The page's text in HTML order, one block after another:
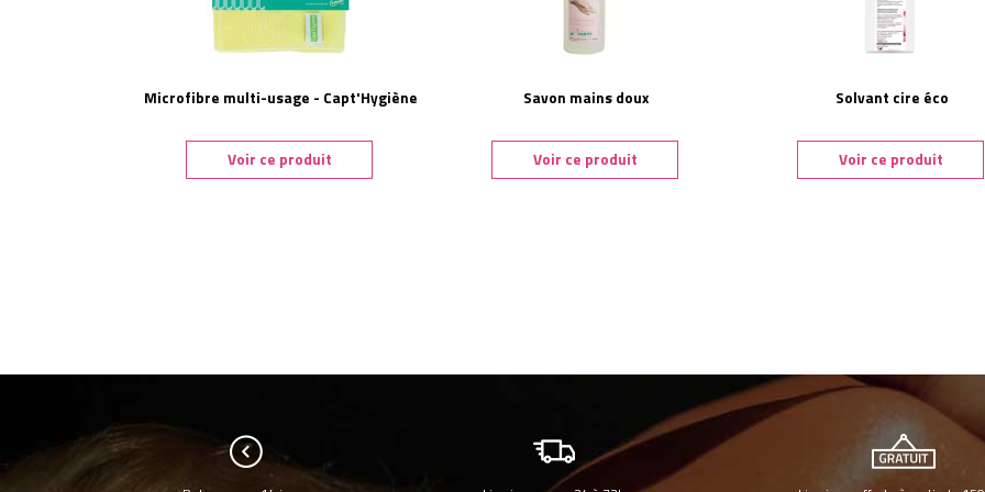
Microfibre multi-usage - Capt'Hygiène
Voir ce produit
Savon mains doux
Voir ce produit
Solvant cire éco
Voir ce produit